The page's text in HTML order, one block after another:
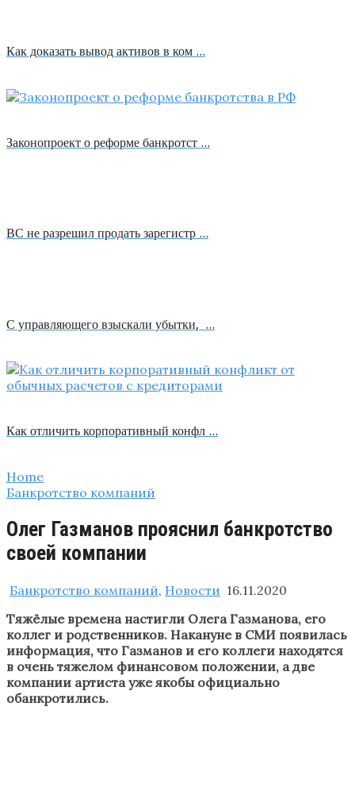
Как доказать вывод активов в ком …
Законопроект о реформе банкротст …
ВС не разрешил продать зарегистр …
С управляющего взыскали убытки, …
Как отличить корпоративный конфл …
Home
Банкротство компаний
Олег Газманов прояснил банкротство
своей компании
Банкротство компаний, Новости 16.11.2020
Тяжёлые времена настигли Олега Газманова, его
коллег и родственников. Накануне в СМИ появилась
информация, что Газманов и его коллеги находятся
в очень тяжелом финансовом положении, а две
компании артиста уже якобы официально
обанкротились.